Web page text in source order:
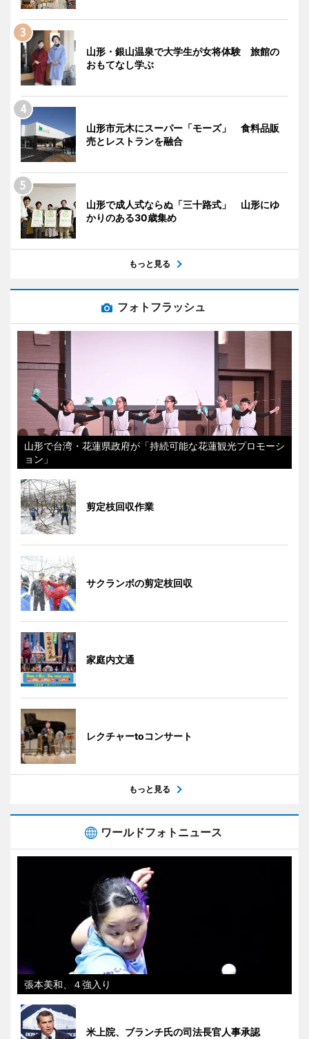
山形・銀山温泉で大学生が女将体験 旅館の
おもてなし学ぶ
山形市元木にスーパー「モーズ」 食料品販
売とレストランを融合
山形で成人式ならぬ「三十路式」 山形にゆ
かりのある30歳集め
もっと見る
フォトフラッシュ
山形で台湾・花蓮県政府が「持続可能な花蓮観光プロモーシ
ョン」
剪定枝回収作業
サクランボの剪定枝回収
家庭内文通
レクチャーtoコンサート
もっと見る
ワールドフォトニュース
張本美和、４強入り
米上院、ブランチ氏の司法長官人事承認